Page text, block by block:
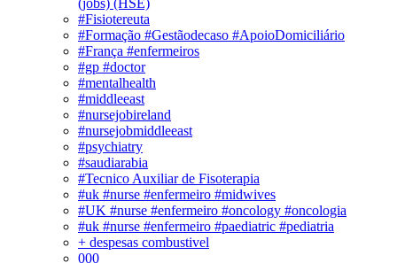
#Fisiotereuta
#Formação #Gestãodecaso #ApoioDomiciliário
#França #enfermeiros
#gp #doctor
#mentalhealth
#middleeast
#nursejobireland
#nursejobmiddleeast
#psychiatry
#saudiarabia
#Tecnico Auxiliar de Fisoterapia
#uk #nurse #enfermeiro #midwives
#UK #nurse #enfermeiro #oncology #oncologia
#uk #nurse #enfermeiro #paediatric #pediatria
+ despesas combustivel
000